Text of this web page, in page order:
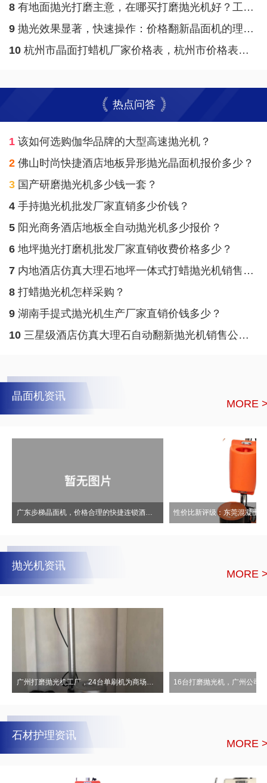
8有地面抛光打磨主意，在哪买打磨抛光机好？工厂伽华给予一条龙服务
9抛光效果显著，快速操作：价格翻新晶面机的理想选购指南
10杭州市晶面打蜡机厂家价格表，杭州市价格表合理专用晶面机
热点问答
1该如何选购伽华品牌的大型高速抛光机？
2佛山时尚快捷酒店地板异形抛光晶面机报价多少？
3国产研磨抛光机多少钱一套？
4手持抛光机批发厂家直销多少价钱？
5阳光商务酒店地板全自动抛光机多少报价？
6地坪抛光打磨机批发厂家直销收费价格多少？
7内地酒店仿真大理石地坪一体式打蜡抛光机销售公司直销多少报价？
8打蜡抛光机怎样采购？
9湖南手提式抛光机生产厂家直销价钱多少？
10三星级酒店仿真大理石自动翻新抛光机销售公司直销多少报价？
晶面机资讯
MORE
广东步梯晶面机，价格合理的快捷连锁酒店水磨石晶面机
抛光机资讯
MORE
广州打磨抛光机工厂，24台单刷机为商场提高抛光研磨效率！
石材护理资讯
MORE